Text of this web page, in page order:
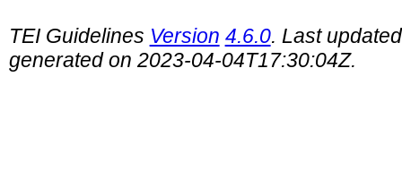
TEI Guidelines Version 4.6.0. Last
generated on 2023-04-04T17:30:04Z.